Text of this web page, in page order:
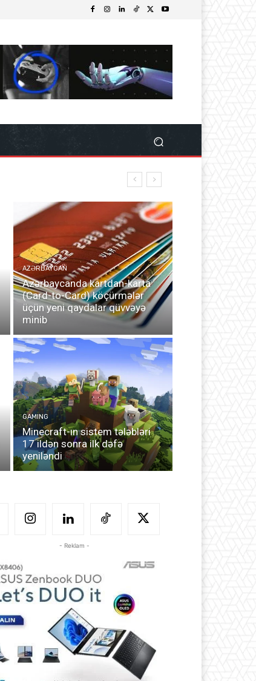
AZƏRBAYCAN
Azərbaycanda kartdan-karta
(Card-to-Card) köçürmələr
üçün yeni qaydalar qüvvəyə
minib
GAMING
Minecraft-ın sistem tələbləri
17 ildən sonra ilk dəfə
yeniləndi
- Reklam -